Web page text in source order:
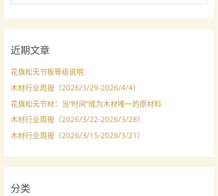
近期文章
花旗松无节板等级说明
木材行业周报（2026/3/29-2026/4/4）
花旗松无节材：当“时间”成为木材唯一的原材料
木材行业周报（2026/3/22-2026/3/28）
木材行业周报（2026/3/15-2026/3/21）
分类